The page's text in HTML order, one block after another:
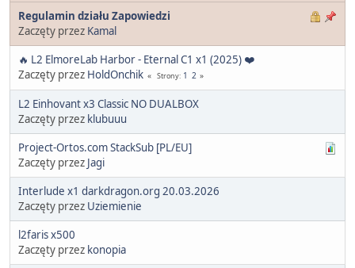
Regulamin działu Zapowiedzi
Zaczęty przez Kamal
🔥 L2 ElmoreLab Harbor - Eternal C1 x1 (2025) ❤️
Zaczęty przez HoldOnchik Strony 1 2
L2 Einhovant x3 Classic NO DUALBOX
Zaczęty przez klubuuu
Project-Ortos.com StackSub [PL/EU]
Zaczęty przez Jagi
Interlude x1 darkdragon.org 20.03.2026
Zaczęty przez Uziemienie
l2faris x500
Zaczęty przez konopia